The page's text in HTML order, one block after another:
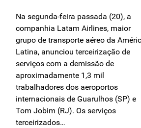
Na segunda-feira passada (20), a
companhia Latam Airlines, maior
grupo de transporte aéreo da
Latina, anunciou terceirização de
serviços com a demissão de
aproximadamente 1,3 mil
trabalhadores dos aeroportos
internacionais de Guarulhos (SP) e
Tom Jobim (RJ). Os serviços
terceirizados…